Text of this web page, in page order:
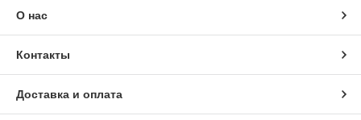
О нас
Контакты
Доставка и оплата